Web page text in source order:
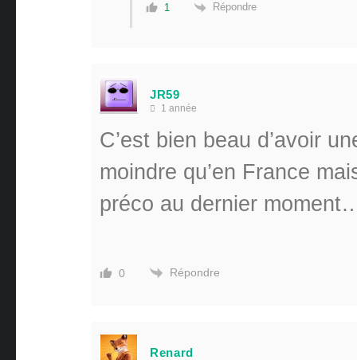
1 Répondre
JR59
1 année
C’est bien beau d’avoir
moindre qu’en France
préco au dernier
0 Répondre
Renard